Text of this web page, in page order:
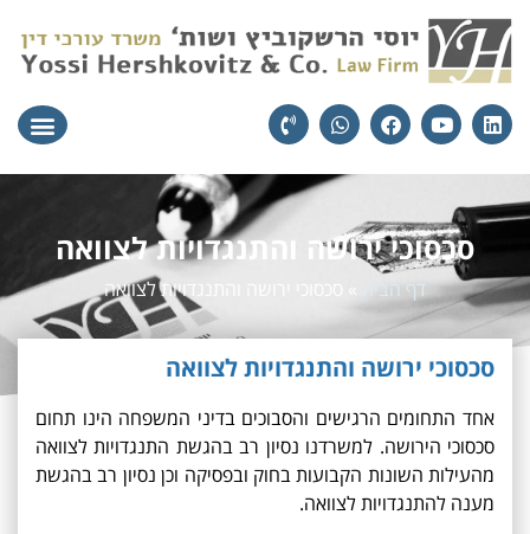
סכסוכי ירושה והתנגדויות לצוואה
דף הבית » סכסוכי ירושה והתנגדויות לצוואה
סכסוכי ירושה והתנגדויות לצוואה
אחד התחומים הרגישים והסבוכים בדיני המשפחה הינו תחום
סכסוכי הירושה. למשרדנו נסיון רב בהגשת התנגדויות לצוואה
מהעילות השונות הקבועות בחוק ובפסיקה וכן נסיון רב בהגשת
מענה להתנגדויות לצוואה.